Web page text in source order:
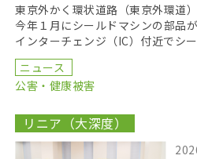
東京外かく環状道路（東京外環道
今年１月にシールドマシンの部品
インターチェンジ（IC）付近でシ
ている問題で、共産党の国会議員
ニュース
公害・健康被害
リニア（大深度）